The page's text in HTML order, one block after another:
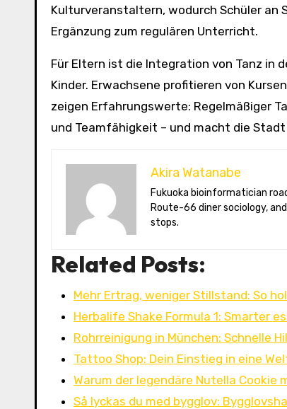
Kulturveranstaltern, wodurch Schüler
Ergänzung zum regulären Unterricht.
Für Eltern ist die Integration von Tanz in
Kinder. Erwachsene profitieren von
zeigen Erfahrungswerte: Regelmäßiger
und Teamfähigkeit – und macht die
Akira Watanabe
Fukuoka bioinformatician road-tripping the US in an electric RV. Akira writes about CRISPR snacking crops,
Route-66 diner sociology,
stops.
Related Posts:
Mehr Ertrag, weniger Stillstand: So
Herbalife Shake Formula 1: Smarter
Rohrreinigung in München: Schnelle
Tattoo Shop: Dein Einstieg in eine
Warum der legendäre Nutella Cookie
Så lyckas du med bygglov: